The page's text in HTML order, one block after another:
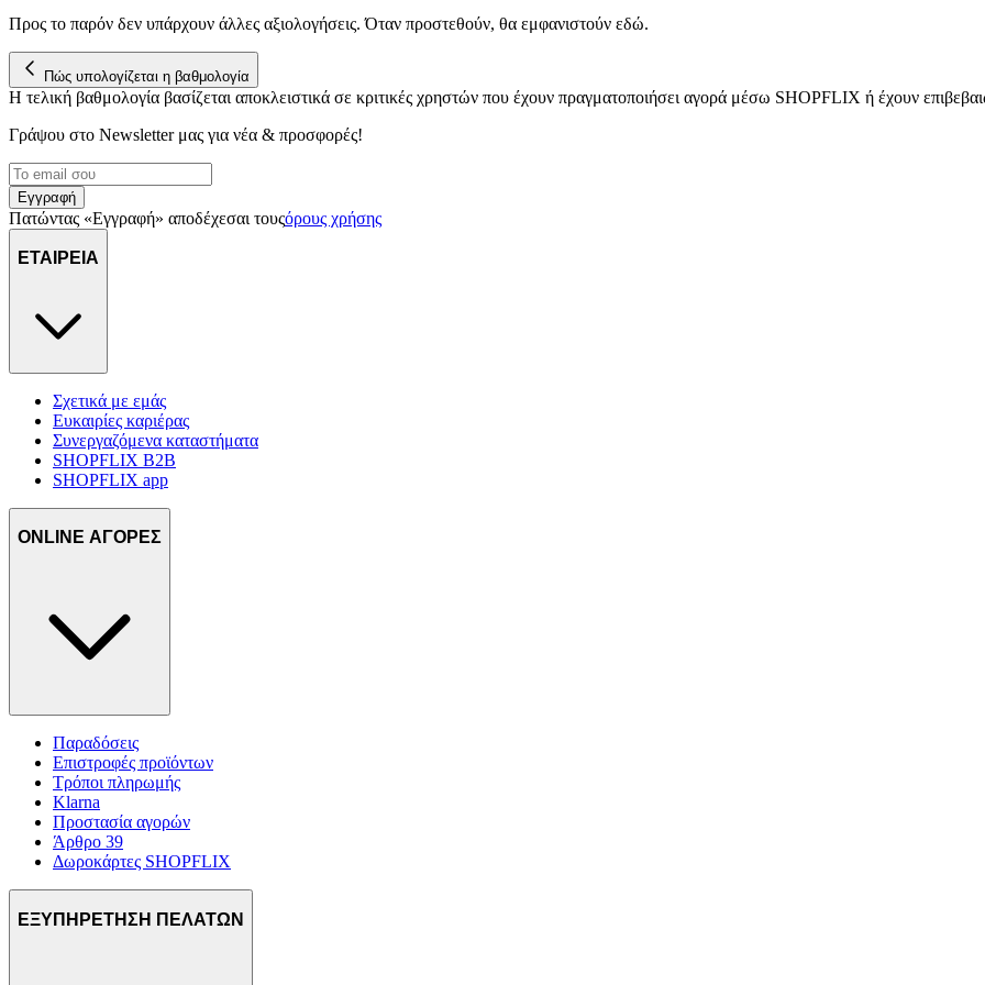
Προς το παρόν δεν υπάρχουν άλλες αξιολογήσεις. Όταν προστεθούν, θα εμφανιστούν εδώ.
Πώς υπολογίζεται η βαθμολογία
Η τελική βαθμολογία βασίζεται αποκλειστικά σε κριτικές χρηστών που έχουν πραγματοποιήσει αγορά μέσω SHOPFLIX ή έχουν
Γράψου στο Νewsletter μας για νέα & προσφορές!
Εγγραφή
Πατώντας «Εγγραφή» αποδέχεσαι τουςόρους χρήσης
ΕΤΑΙΡΕΙΑ
Σχετικά με εμάς
Ευκαιρίες καριέρας
Συνεργαζόμενα καταστήματα
SHOPFLIX B2B
SHOPFLIX app
ONLINE ΑΓΟΡΕΣ
Παραδόσεις
Επιστροφές προϊόντων
Τρόποι πληρωμής
Klarna
Προστασία αγορών
Άρθρο 39
Δωροκάρτες SHOPFLIX
ΕΞΥΠΗΡΕΤΗΣΗ ΠΕΛΑΤΩΝ